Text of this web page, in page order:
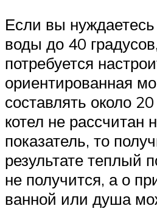
Если вы нуждаетесь
воды до 40
потребуется
ориентированная
составлять около
котел не рассчитан
показатель, то
результате теплый
не получится, а о
ванной или душа